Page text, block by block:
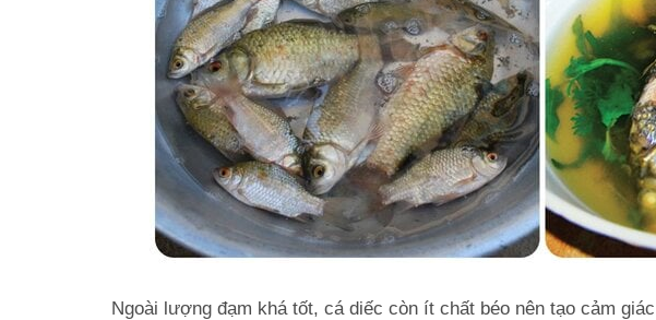
Ngoài lượng đạm khá tốt, cá diếc còn ít chất béo nên tạo cảm